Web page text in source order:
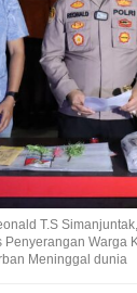
T.S
Penyerangan Warga
Meninggal dunia